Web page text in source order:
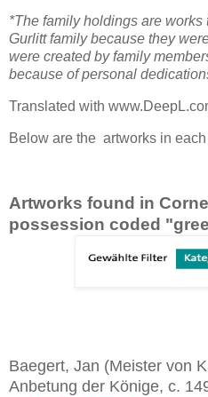
*The family holdings are works
Gurlitt family because they
were created by family
because of personal
Translated with
Below are the artworks in
Artworks found in
possession coded
Baegert, Jan (Meister von
Anbetung der Könige, c.